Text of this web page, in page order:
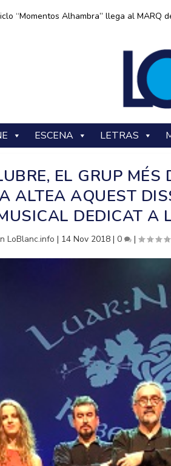
“Momentos Alhambra” llega al MARQ
ESCENA LETRAS
EL GRUP
ALTEA AQUEST
DEDICAT A
LoBlanc.info | 14 Nov 2018 |0 |